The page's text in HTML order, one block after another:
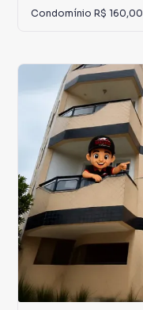
Condomínio R$ 160,00